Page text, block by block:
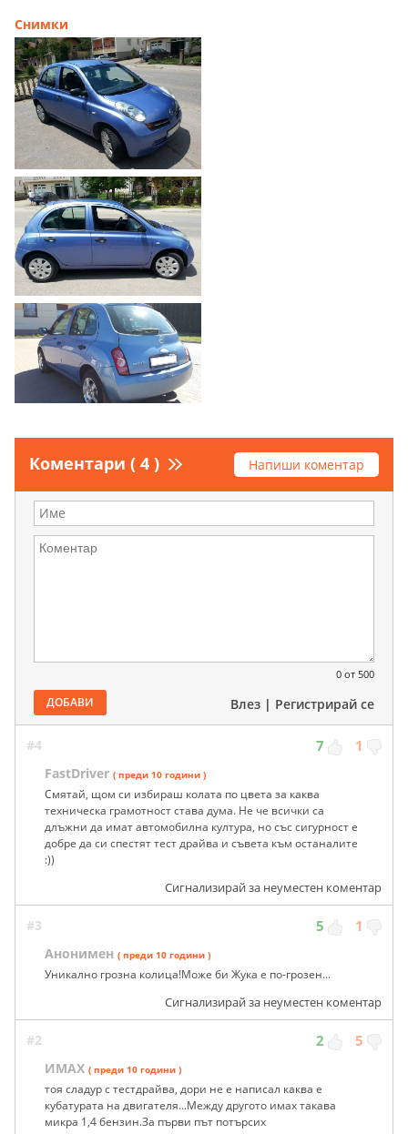
Снимки
Коментари ( 4 ) Напиши коментар
0 от 500
ДОБАВИ Влез | Регистрирай се
#4 7 1
FastDriver ( преди 10 години )
Смятай, щом си избираш колата по цвета за каква
техническа грамотност става дума. Не че всички са
длъжни да имат автомобилна култура, но със сигурност е
добре да си спестят тест драйва и съвета към останалите
:))
Сигнализирай за неуместен коментар
#3 5 1
Анонимен ( преди 10 години )
Уникално грозна колица!Може би Жука е по-грозен...
Сигнализирай за неуместен коментар
#2 2 5
ИМАХ ( преди 10 години )
тоя сладур с тестдрайва, дори не е написал каква е
кубатурата на двигателя...Между другото имах такава
микра 1,4 бензин.За първи път потърсих